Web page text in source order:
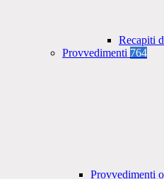
Recapiti
Provvedimenti 764
Provvedimenti